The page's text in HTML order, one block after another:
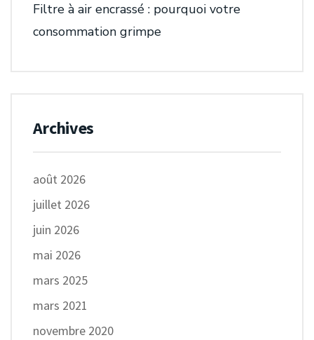
Filtre à air encrassé : pourquoi votre
consommation grimpe
Archives
août 2026
juillet 2026
juin 2026
mai 2026
mars 2025
mars 2021
novembre 2020